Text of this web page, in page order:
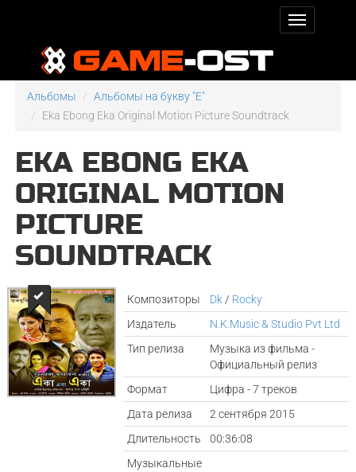
Альбомы
Альбомы на букву "E"
Eka Ebong Eka Original Motion Picture Soundtrack
EKA EBONG EKA
ORIGINAL MOTION
PICTURE
SOUNDTRACK
Композиторы Dk / Rocky
Издатель
N.K.Music & Studio Pvt Ltd
Тип релиза
Музыка из фильма -
Официальный релиз
Формат
Цифра - 7 треков
Дата релиза
2 сентября 2015
Длительность
00:36:08
Музыкальные